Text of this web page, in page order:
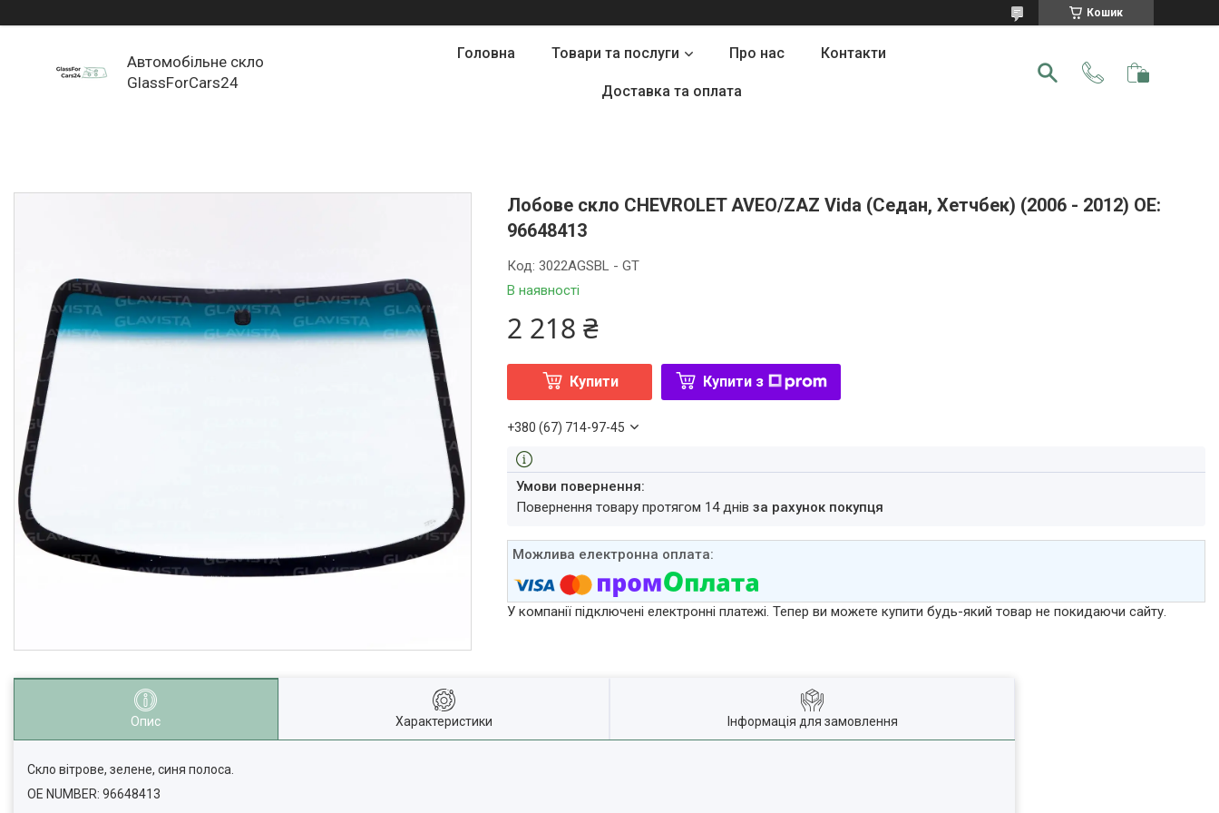
Кошик
Автомобільне скло
GlassForCars24
Головна Товари та послуги Про нас Контакти
Доставка та оплата
Лобове скло CHEVROLET AVEO/ZAZ Vida (Седан, Хетчбек) (2006 - 2012) OE:
96648413
В наявності
Код:3022AGSBL - GT
2 218 ₴
Купити Купити з
+380 (67) 714-97-45
повернення товару протягом 14 днівза рахунок покупця
У компанії підключені електронні платежі. Тепер ви можете купити будь-який товар не покидаючи сайту.
Опис Характеристики Інформація для замовлення
Скло вітрове, зелене, синя полоса.
OE NUMBER: 96648413